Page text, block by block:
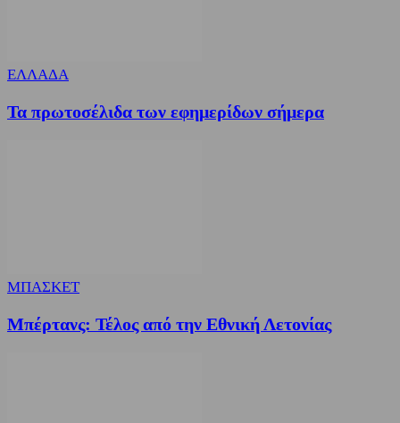
ΕΛΛΑΔΑ
Τα πρωτοσέλιδα των εφημερίδων σήμερα
ΜΠΑΣΚΕΤ
Μπέρτανς: Τέλος από την Εθνική Λετονίας